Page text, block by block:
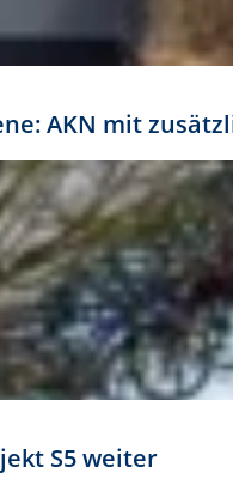
AKN mit
S5 weiter